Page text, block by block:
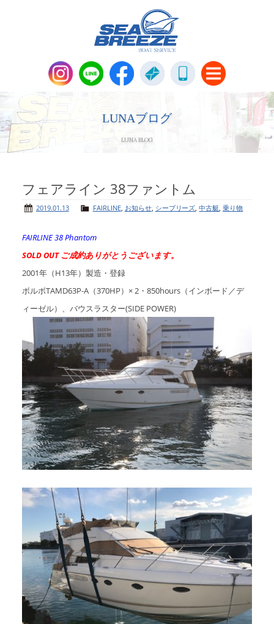
Boat Sales
新艇・中古艇情報
メンテナンス
パーツ販売・アパレル商品
会社概要
Access
アクセスマップ
Contact us
お問い合わせ
Links
リンク
LUNAブログ
LUNA BLOG
フェアライン 38ファントム
2019.01.13 FAIRLINE, お知らせ, シーブリーズ ,中古艇 ,乗り物
FAIRLINE 38 Phantom
SOLD OUT ご成約ありがとうございます。
2001年（H13年）製造・登録
ボルボTAMD63P-A（370HP）× 2・850hours（インボード／デ
ィーゼル）、バウスラスター(SIDE POWER)